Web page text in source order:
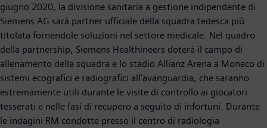
giugno 2020, la divisione sanitaria a gestione indipendente di
Siemens AG sarà partner ufficiale della squadra tedesca più
titolata fornendole soluzioni nel settore medicale. Nel quadro
della partnership, Siemens Healthineers doterà il campo di
allenamento della squadra e lo stadio Allianz Arena a Monaco di
sistemi ecografici e radiografici all’avanguardia, che saranno
estremamente utili durante le visite di controllo ai giocatori
tesserati e nelle fasi di recupero a seguito di infortuni. Durante
le indagini RM condotte presso il centro di radiologia